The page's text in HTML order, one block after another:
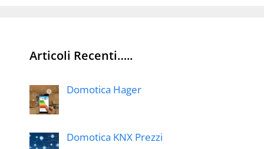
Articoli Recenti…..
Domotica Hager
Domotica KNX Prezzi